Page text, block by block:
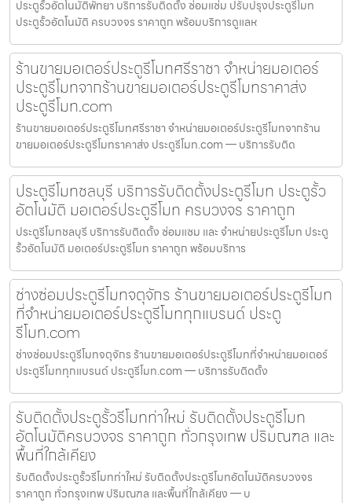
ประตูรั้วอัตโนมัติพัทยา บริการรับติดตั้ง ซ่อมแซ่ม ปรับปรุงประตูรีโมท
ประตูรั้วอัตโนมัติ ครบวงจร ราคาถูก พร้อมบริการดูแลห
ร้านขายมอเตอร์ประตูรีโมทศรีราชา จำหน่ายมอเตอร์
ประตูรีโมทจากร้านขายมอเตอร์ประตูรีโมทราคาส่ง
ประตูรีโมท.com
ร้านขายมอเตอร์ประตูรีโมทศรีราชา จำหน่ายมอเตอร์ประตูรีโมทจากร้าน
ขายมอเตอร์ประตูรีโมทราคาส่ง ประตูรีโมท.com — บริการรับติด
ประตูรีโมทชลบุรี บริการรับติดตั้งประตูรีโมท ประตูรั้ว
อัตโนมัติ มอเตอร์ประตูรีโมท ครบวงจร ราคาถูก
ประตูรีโมทชลบุรี บริการรับติดตั้ง ซ่อมแซม และ จำหน่ายประตูรีโมท ประตู
รั้วอัตโนมัติ มอเตอร์ประตูรีโมท ราคาถูก พร้อมบริการ
ช่างซ่อมประตูรีโมทจตุจักร ร้านขายมอเตอร์ประตูรีโมท
ที่จำหน่ายมอเตอร์ประตูรีโมททุกแบรนด์ ประตู
รีโมท.com
ช่างซ่อมประตูรีโมทจตุจักร ร้านขายมอเตอร์ประตูรีโมทที่จำหน่ายมอเตอร์
ประตูรีโมททุกแบรนด์ ประตูรีโมท.com — บริการรับติดตั้ง
รับติดตั้งประตูรั้วรีโมทท่าใหม่ รับติดตั้งประตูรีโมท
อัตโนมัติครบวงจร ราคาถูก ทั่วกรุงเทพ ปริมณฑล และ
พื้นที่ใกล้เคียง
รับติดตั้งประตูรั้วรีโมทท่าใหม่ รับติดตั้งประตูรีโมทอัตโนมัติครบวงจร
ราคาถูก ทั่วกรุงเทพ ปริมณฑล และพื้นที่ใกล้เคียง — บ